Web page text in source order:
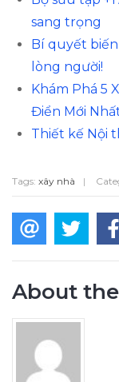
sang trọng
Bí quyết
lòng người!
Khám Phá 5
Điển Mới
Thiết kế Nội
Tags: xây nhà |
About